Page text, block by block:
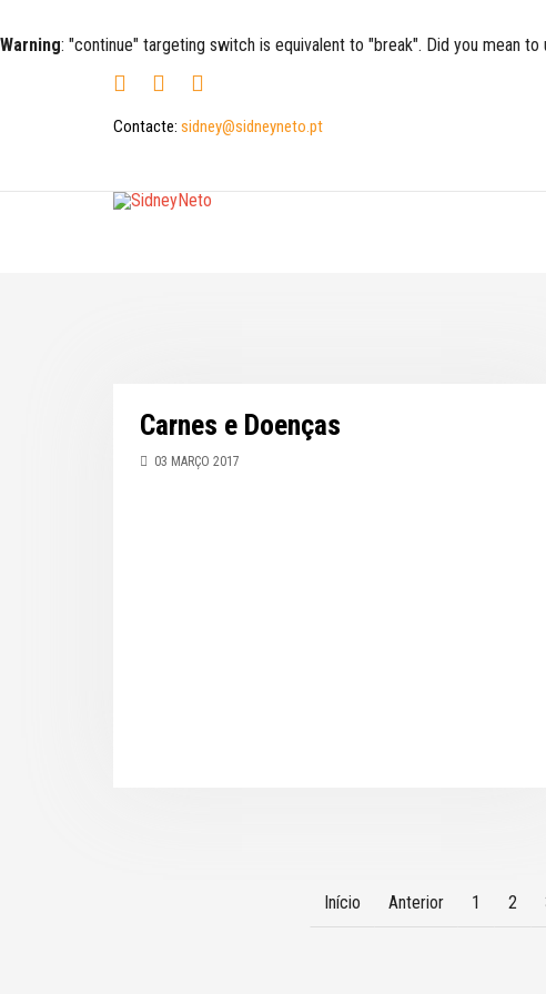
Warning: "continue" targeting switch is equivalent to "break". Did you mean to
Contacte: sidney@sidneyneto.pt
Carnes e Doenças
03 MARÇO 2017
Início Anterior 1 2